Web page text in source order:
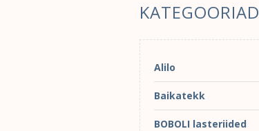
KATEGOORIAD
Alilo
Baikatekk
BOBOLI lasteriided